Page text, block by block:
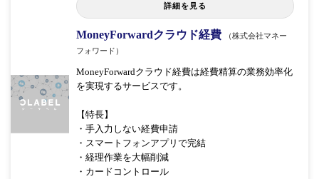
詳細を見る
MoneyForwardクラウド経費
（株式会社マネー
フォワード）
MoneyForwardクラウド経費は経費精算の業務効率化
を実現するサービスです。
【特長】
・手入力しない経費申請
・スマートフォンアプリで完結
・経理作業を大幅削減
・カードコントロール